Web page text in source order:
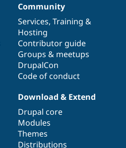
Community
Services, Training &
Hosting
Contributor guide
Groups & meetups
DrupalCon
Code of conduct
Download & Extend
Drupal core
Modules
Themes
Distributions